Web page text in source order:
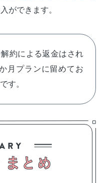
ができます。
約による返金はされ
月プランに留めてお
す。